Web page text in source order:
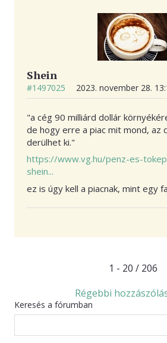
Shein
#1497025 2023. november 28.
"a cég 90 milliárd dollár
de hogy erre a piac mit mond, az
derülhet ki."
https://www.vg.hu/penz-es-
shein...
ez is úgy kell a piacnak, mint egy
1 - 20 / 206
Régebbi
Keresés a fórumban